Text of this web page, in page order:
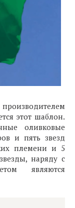
этот шаблон.
оливковые
и пять звезд
племени и 5
наряду с
являются